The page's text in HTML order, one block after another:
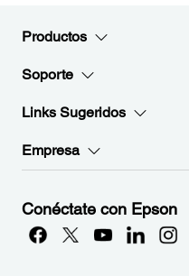
Productos
Soporte
Links Sugeridos
Empresa
Conéctate con Epson